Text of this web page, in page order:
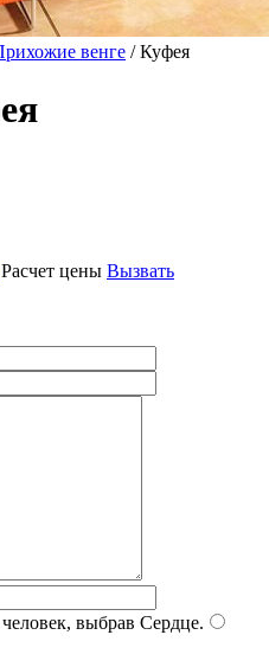
венге / Куфея
Расчет цены Вызвать
выбрав Сердце.